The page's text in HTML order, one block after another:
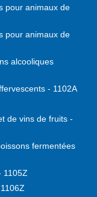
pour animaux de
pour animaux de
alcooliques
- 1102A
de vins de fruits -
fermentées
1105Z